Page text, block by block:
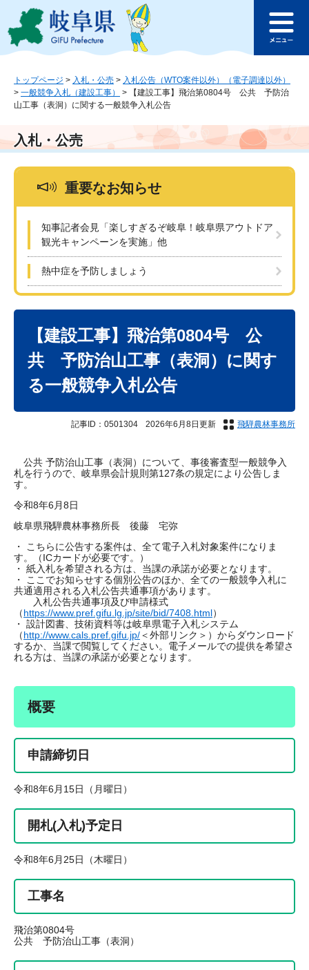
ジ
ュ
本
文
このページの本文へ
ュ
トップページ > 入札・公売 > 入札公告（WTO案件以外）（電子調達以外）
> 一般競争入札（建設工事） >
【建設工事】飛治第0804号 公共 予防治
山工事（表洞）に関する一般競争入札公告
入札・公売
重要なお知らせ
知事記者会見「楽しすぎるぞ岐阜！岐阜県アウトドア
観光キャンペーンを実施」他
熱中症を予防しましょう
【建設工事】飛治第0804号 公
共 予防治山工事（表洞）に関す
る一般競争入札公告
記事ID：0501304 2026年6月8日更新 飛騨農林事務所
公共 予防治山工事（表洞）について、事後審査型一般競争入
札を行うので、岐阜県会計規則第127条の規定により公告しま
す。
令和8年6月8日
岐阜県飛騨農林事務所長 後藤 宅弥
・ こちらに公告する案件は、全て電子入札対象案件になりま
す。（ICカードが必要です。）
・ 紙入札を希望される方は、当課の承諾が必要となります。
・ ここでお知らせする個別公告のほか、全ての一般競争入札に
共通適用される入札公告共通事項があります。
入札公告共通事項及び申請様式
（https://www.pref.gifu.lg.jp/site/bid/7408.html）
・ 設計図書、技術資料等は岐阜県電子入札システム
（http://www.cals.pref.gifu.jp/＜外部リンク＞ ）からダウンロード
するか、当課で閲覧してください。電子メールでの提供を希望さ
れる方は、当課の承諾が必要となります。
概要
申請締切日
令和8年6月15日（月曜日）
開札(入札)予定日
令和8年6月25日（木曜日）
工事名
飛治第0804号
公共 予防治山工事（表洞）